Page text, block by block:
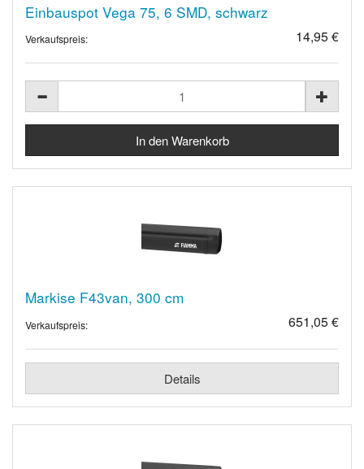
Einbauspot Vega 75, 6 SMD, schwarz
Verkaufspreis: 14,95 €
Markise F43van, 300 cm
Verkaufspreis: 651,05 €
Details